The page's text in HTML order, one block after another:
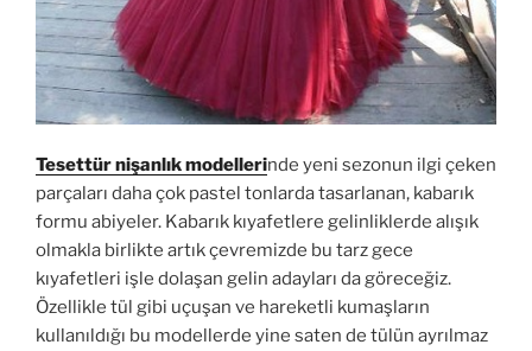
Tesettür nişanlık modellerinde yeni sezonun ilgi çeken
parçaları daha çok pastel tonlarda tasarlanan, kabarık
formu abiyeler. Kabarık kıyafetlere gelinliklerde alışık
olmakla birlikte artık çevremizde bu tarz gece
kıyafetleri işle dolaşan gelin adayları da göreceğiz.
Özellikle tül gibi uçuşan ve hareketli kumaşların
kullanıldığı bu modellerde yine saten de tülün ayrılmaz